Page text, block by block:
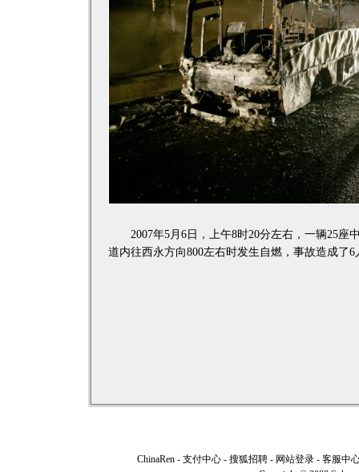
2007年5月6日，上午8时20分左右，一辆25座
道内往西永方向800左右时发生自燃，事故造成了
ChinaRen - 支付中心 - 搜狐招聘 - 网站登录 - 客服中